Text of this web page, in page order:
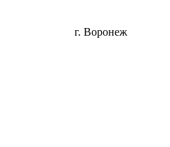
г. Воронеж